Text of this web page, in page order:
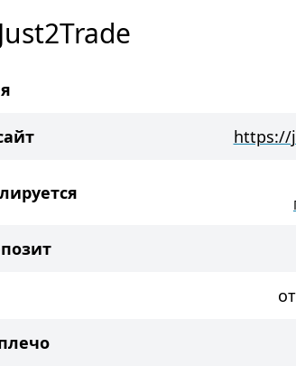
https://